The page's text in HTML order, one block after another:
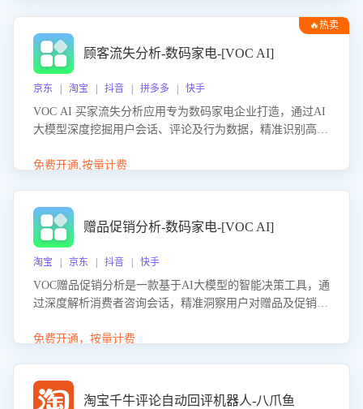
企业优化营销话术、突出产品与服务优势，有效提升咨询转
化率，避免陷入单纯价格竞争，实现精准扬长避短。
🔥热卖
顾客流失分析-数码家电-[VOC AI]
京东 | 淘宝 | 抖音 | 拼多多 | 快手
VOC AI 买家流失分析应用专为数码家电企业打造，通过AI
大模型深度挖掘用户会话、评论及行为数据，精准识别高流
应延迟、竞品价格冲击等。系统自动输出可落地的挽回策
免费开通,按量计费
赠品促销分析-数码家电-[VOC AI]
淘宝 | 京东 | 抖音 | 快手
VOC赠品促销分析是一款基于AI大模型的智能决策工具，通
过深度解析消费者咨询会话，精准洞察用户对赠品及促销政
销诉求，帮助企业制定个性化赠品组合策略，优化资源投放
免费开通，按量计费
淘宝千牛评论自动回评机器人-八爪鱼